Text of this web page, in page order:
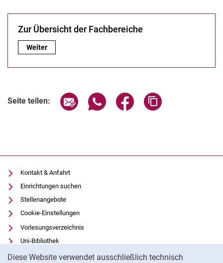
Diese Website verwendet ausschließlich technisch
Zur Über­sicht der Fach­be­rei­che
Zur Über­sicht der Fach­be­rei­che:
Weiter
Seite teilen: Seite über E-Mail teilen
Seite über WhatsApp teilen
Seite über Facebook
Kontakt & Anfahrt
Einrichtungen suchen
Stellenangebote
Cookie-Einstellungen
Vorlesungsverzeichnis
Uni-Bibliothek
Moodle